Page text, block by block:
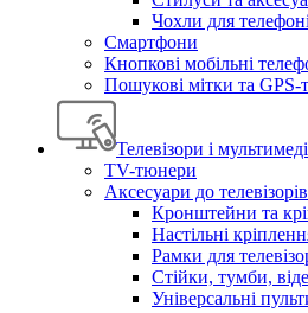
Чохли для
Смартфони
Кнопкові мобільні
Пошукові мітки та GPS-
Телевізори і
TV-тюнери
Аксесуари до телевізорів
Кронштейни та
Настільні
Рамки для
Стійки, тумби,
Універсальні